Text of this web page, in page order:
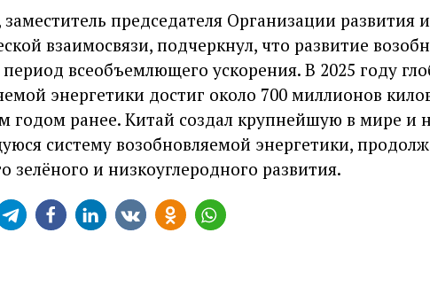
председателя Организации развития
взаимосвязи, подчеркнул, что развитие
период всеобъемлющего ускорения. В 2025 году
энергетики достиг около 700 миллионов
годом ранее. Китай создал крупнейшую в мире и
систему возобновляемой энергетики,
зелёного и низкоуглеродного развития.